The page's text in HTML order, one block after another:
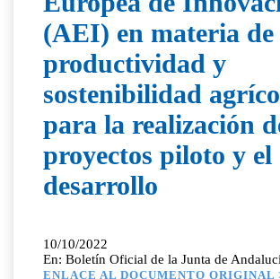
(AEI) en materia de
productividad y
sostenibilidad
para la realización
proyectos piloto y el
desarrollo
10/10/2022
En: Boletín Oficial de la Junta de
ENLACE AL DOCUMENTO ORIGINAL